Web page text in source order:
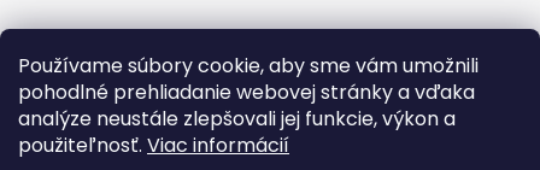
Používame súbory cookie, aby sme vám umožnili
pohodlné prehliadanie webovej stránky a vďaka
analýze neustále zlepšovali jej funkcie, výkon a
použiteľnosť. Viac informácií